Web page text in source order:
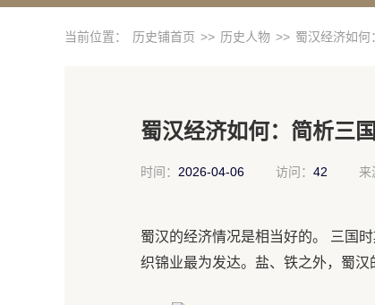
当前位置： 历史铺首页 >> 历史人物 >> 蜀汉经济如何
蜀汉经济如何：简析三
时间： 2026-04-06 访问： 42 来
蜀汉的经济情况是相当好的。 三国
织锦业最为发达。盐、铁之外，蜀汉